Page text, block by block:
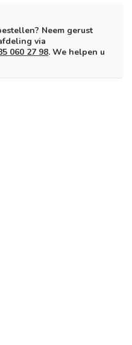
Neem gerust
via
060 27 98. We helpen u